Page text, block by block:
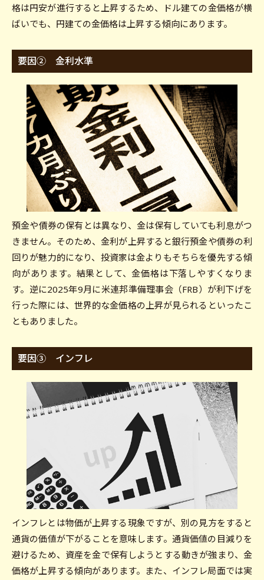
格は円安が進行すると上昇するため、ドル建ての金価格が横
ばいでも、円建ての金価格は上昇する傾向にあります。
要因② 金利水準
預金や債券の保有とは異なり、金は保有していても利息がつ
きません。そのため、金利が上昇すると銀行預金や債券の利
回りが魅力的になり、投資家は金よりもそちらを優先する傾
向があります。結果として、金価格は下落しやすくなりま
す。逆に2025年9月に米連邦準備理事会（FRB）が利下げを
行った際には、世界的な金価格の上昇が見られるといったこ
ともありました。
要因③ インフレ
インフレとは物価が上昇する現象ですが、別の見方をすると
通貨の価値が下がることを意味します。通貨価値の目減りを
避けるため、資産を金で保有しようとする動きが強まり、金
価格が上昇する傾向があります。また、インフレ局面では実